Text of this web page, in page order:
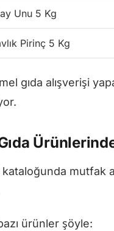
Unu 5 Kg
Pirinç 5 Kg
gıda alışverişi
mutfak
ürünler şöyle: